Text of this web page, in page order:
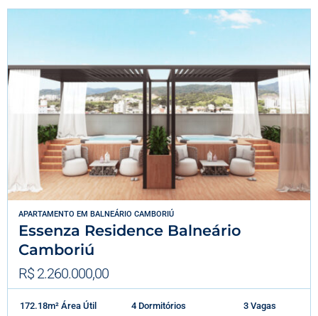
APARTAMENTO EM BALNEÁRIO CAMBORIÚ
Essenza Residence Balneário
Camboriú
R$ 2.260.000,00
172.18m² Área Útil 4 Dormitórios 3 Vagas